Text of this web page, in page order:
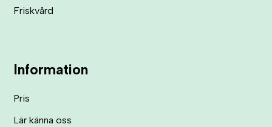
Friskvård
Information
Pris
Lär känna oss